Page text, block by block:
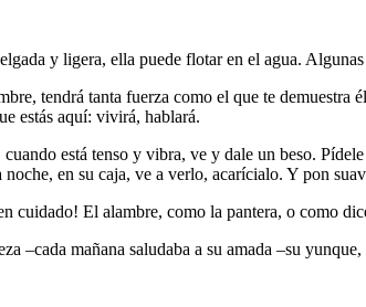
y ligera, ella puede flotar en el agua.
tendrá tanta fuerza como el que te
estás aquí: vivirá, hablará.
está tenso y vibra, ve y dale un beso.
en su caja, ve a verlo, acarícialo. Y pon
El alambre, como la pantera, o como
–cada mañana saludaba a su amada –su